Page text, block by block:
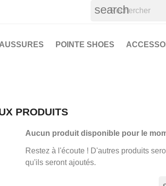
search
POINTE SHOES
PRODUITS
Aucun produit disponible pour le
Restez à l'écoute ! D'autres produits
qu'ils seront ajoutés.